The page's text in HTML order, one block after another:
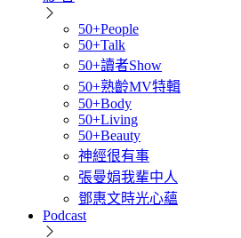
50+People
50+Talk
50+讀者Show
50+熟齡MV特輯
50+Body
50+Living
50+Beauty
神經很有事
張曼娟我輩中人
鄧惠文時光心蘊
Podcast